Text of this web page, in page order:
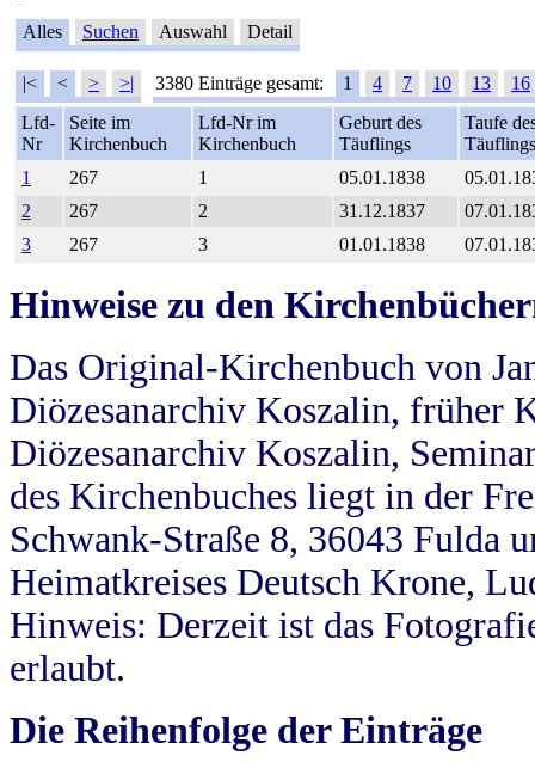
Alles Suchen Auswahl Detail
|< < > >| 3380 Einträge gesamt: 1 4 7 10 13
16
Lfd-
Nr
Seite im
Kirchenbuch
Lfd-Nr im
Kirchenbuch
Geburt des
Täuflings
Taufe
Täuflings
1
267 1 05.01.1838
2
267 2 31.12.1837
3
267 3 01.01.1838
Hinweise zu den
Das Original-Kirchenbuch von
Diözesanarchiv Koszalin, früher
Diözesanarchiv Koszalin,
des Kirchenbuches liegt in der
Schwank-Straße 8, 36043 Fulda
Heimatkreises Deutsch Krone,
Hinweis: Derzeit ist das
erlaubt.
Die Reihenfolge der Einträge